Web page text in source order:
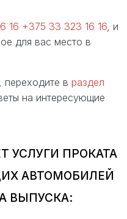
16 +375 33 323 16 16, и
для вас место в
переходите в раздел
на интересующие
УСЛУГИ ПРОКАТА
АВТОМОБИЛЕЙ
ВЫПУСКА: